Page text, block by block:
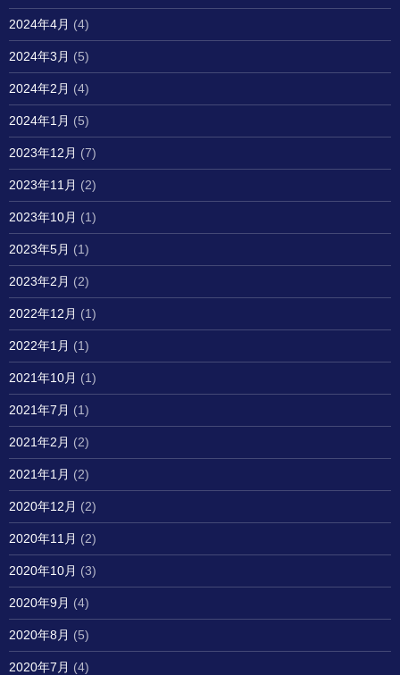
2024年4月 (4)
2024年3月 (5)
2024年2月 (4)
2024年1月 (5)
2023年12月 (7)
2023年11月 (2)
2023年10月 (1)
2023年5月 (1)
2023年2月 (2)
2022年12月 (1)
2022年1月 (1)
2021年10月 (1)
2021年7月 (1)
2021年2月 (2)
2021年1月 (2)
2020年12月 (2)
2020年11月 (2)
2020年10月 (3)
2020年9月 (4)
2020年8月 (5)
2020年7月 (4)